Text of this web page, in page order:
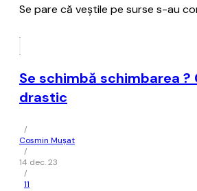
Se pare că veştile pe surse s-au
Se schimbă schimbarea
drastic
/
Cosmin Mușat
/
14 dec. 23
/
11